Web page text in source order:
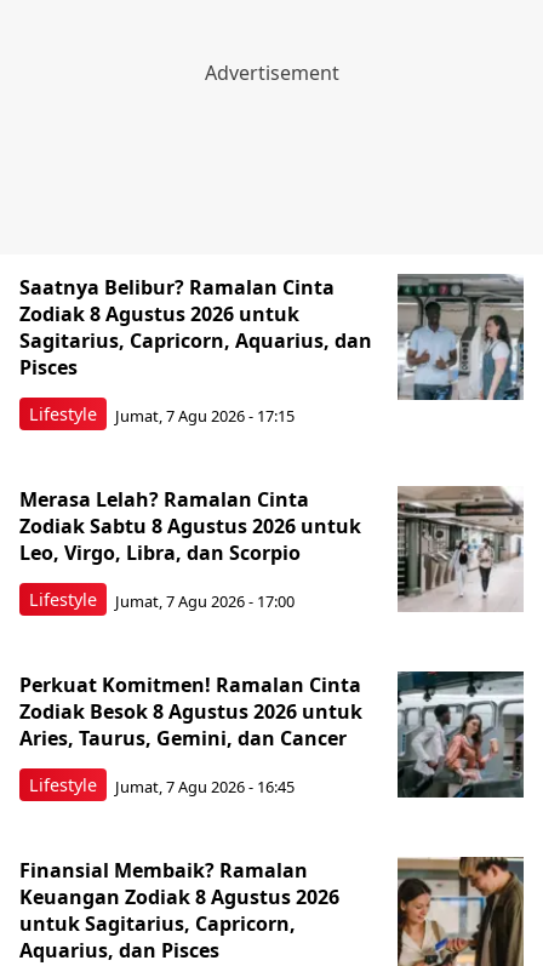
Lifestyle
Saatnya Belibur? Ramalan Cinta
Zodiak 8 Agustus 2026 untuk
Sagitarius, Capricorn, Aquarius, dan
Pisces
Jumat, 7 Agu 2026 - 17:15
Lifestyle
Merasa Lelah? Ramalan Cinta
Zodiak Sabtu 8 Agustus 2026 untuk
Leo, Virgo, Libra, dan Scorpio
Jumat, 7 Agu 2026 - 17:00
Lifestyle
Perkuat Komitmen! Ramalan Cinta
Zodiak Besok 8 Agustus 2026 untuk
Aries, Taurus, Gemini, dan Cancer
Jumat, 7 Agu 2026 - 16:45
Finansial Membaik? Ramalan
Keuangan Zodiak 8 Agustus 2026
untuk Sagitarius, Capricorn,
Aquarius, dan Pisces